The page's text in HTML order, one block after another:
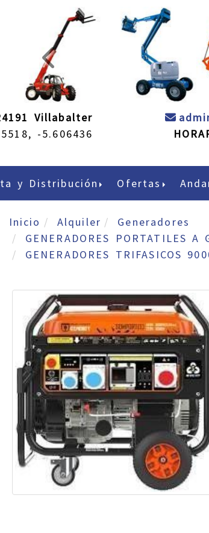
prev
Villabalter
-5.606436
y Distribución Ofertas
Inicio Alquiler
Generadores
GENERADORES PORTATILES
GENERADORES TRIFASICOS